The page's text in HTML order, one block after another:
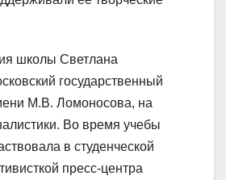
школы Светлана
государственный
М.В. Ломоносова, на
Во время учебы
в студенческой
пресс-центра